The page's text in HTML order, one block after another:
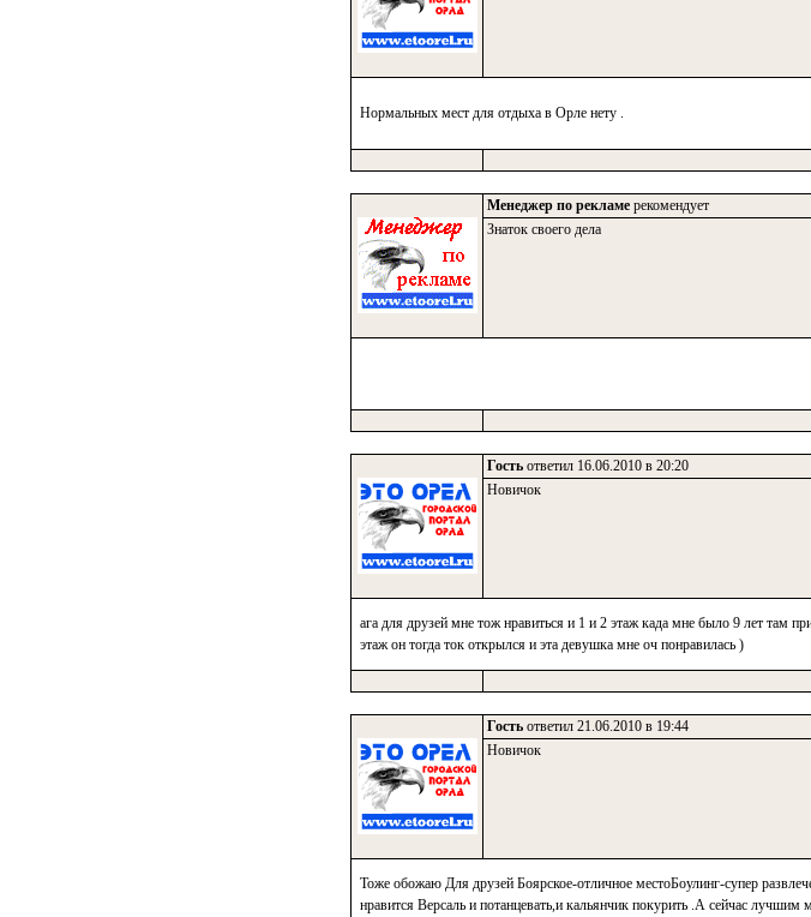
Нормальных мест для отдыха в Орле нету .
Менеджер по рекламе рекомендует
Знаток своего дела
Гость ответил 16.06.2010 в 20:20
Новичок
ага для друзей мне тож нравиться и 1 и 2 этаж када мне было 9 лет там
этаж он тогда ток открылся и эта девушка мне оч понравилась )
Гость ответил 21.06.2010 в 19:44
Новичок
Тоже обожаю Для друзей Боярское-отличное местоБоулинг-супер
нравится Версаль и потанцевать,и кальянчик покурить .А сейчас